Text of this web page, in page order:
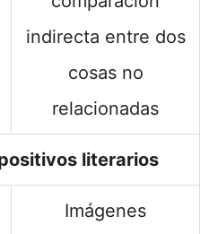
indirecta entre dos
cosas no
relacionadas
literarios
Imágenes